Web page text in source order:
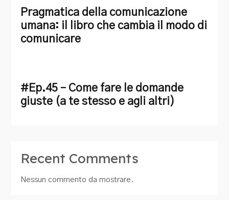
Pragmatica della comunicazione
umana: il libro che cambia il modo di
comunicare
#Ep.45 – Come fare le domande
giuste (a te stesso e agli altri)
Recent Comments
Nessun commento da mostrare.